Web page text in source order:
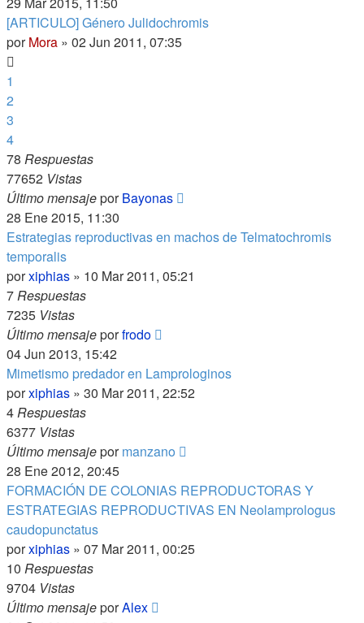
[ARTICULO] Género Julidochromis
porMora » 02 Jun 2011, 07:35
1
2
3
4
78 Respuestas
77652 Vistas
Último mensajeporBayonas
28 Ene 2015, 11:30
Estrategias reproductivas en machos de Telmatochromis
temporalis
porxiphias » 10 Mar 2011, 05:21
7Respuestas
7235 Vistas
Último mensajeporfrodo
04 Jun 2013, 15:42
Mimetismo predador en Lamprologinos
porxiphias » 30 Mar 2011, 22:52
4Respuestas
6377 Vistas
Último mensajepormanzano
28 Ene 2012, 20:45
FORMACIÓN DE COLONIAS REPRODUCTORAS Y
ESTRATEGIAS REPRODUCTIVAS EN Neolamprologus
caudopunctatus
porxiphias » 07 Mar 2011, 00:25
10 Respuestas
9704 Vistas
Último mensajeporAlex